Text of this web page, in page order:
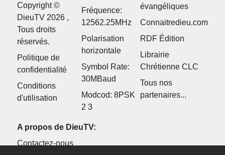
Copyright ©
DieuTV 2026 ,
Tous droits
réservés.
Politique de
confidentialité
Conditions
d'utilisation
Fréquence:
12562.25MHz
Polarisation
horizontale
Symbol Rate:
30MBaud
Modcod: 8PSK
2 3
évangéliques
Connaitredieu.com
RDF Édition
Librairie
Chrétienne CLC
Tous nos
partenaires...
A propos de DieuTV:
Contactez-nous